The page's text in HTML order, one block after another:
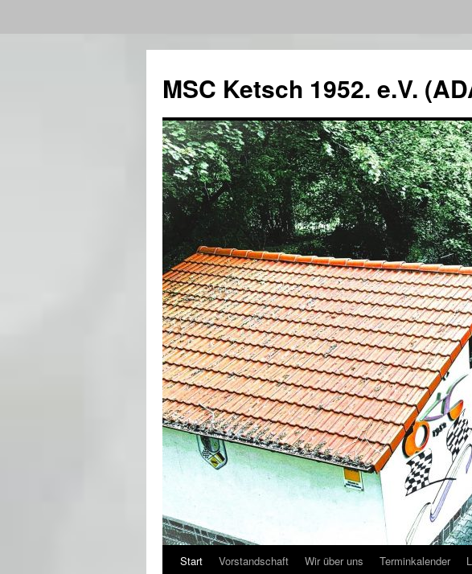
springen
MSC Ketsch 1952. e.V.
Start Vorstandschaft Wir über uns Terminkalender